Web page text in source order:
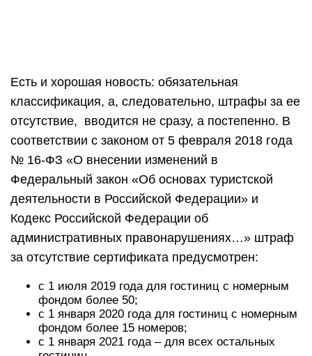
Есть и хорошая новость: обязательная
классификация, а, следовательно, штрафы за ее
отсутствие, вводится не сразу, а постепенно. В
соответствии с законом от 5 февраля 2018 года
№ 16-ФЗ «О внесении изменений в
Федеральный закон «Об основах туристской
деятельности в Российской Федерации» и
Кодекс Российской Федерации об
административных правонарушениях…» штраф
за отсутствие сертификата предусмотрен:
с 1 июля 2019 года для гостиниц с номерным
фондом более 50;
с 1 января 2020 года для гостиниц с номерным
фондом более 15 номеров;
с 1 января 2021 года – для всех остальных